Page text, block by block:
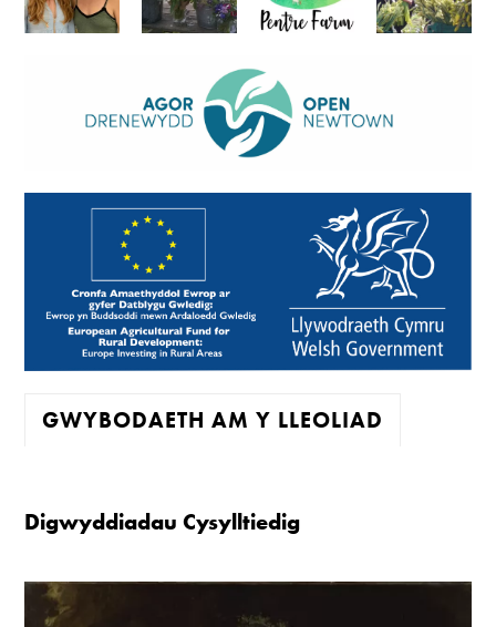
GWYBODAETH AM Y LLEOLIAD
Mawrth - Sadwrn 10 - 4
Caffi yn cau am 3
Digwyddiadau Cysylltiedig